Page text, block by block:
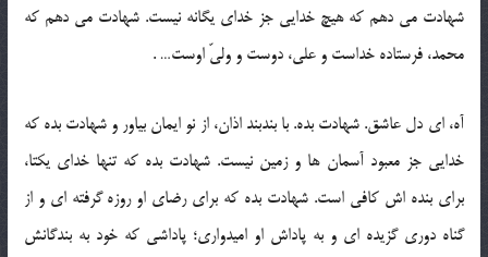
شهادت می دهم که هیچ خدایی جز خدای یگانه نیست. شهادت می دهم که
محمد، فرستاده خداست و علی، دوست و ولیّ اوست… .
آه، ای دل عاشق. شهادت بده. با بندبند اذان، از نو ایمان بیاور و شهادت بده که
خدایی جز معبود آسمان ها و زمین نیست. شهادت بده که تنها خدای یکتا،
برای بنده اش کافی است. شهادت بده که برای رضای او روزه گرفته ای و از
گناه دوری گزیده ای و به پاداش او امیدواری؛ پاداشی که خود به بندگانش